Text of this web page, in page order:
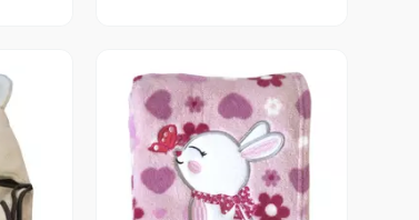
Vista Previa